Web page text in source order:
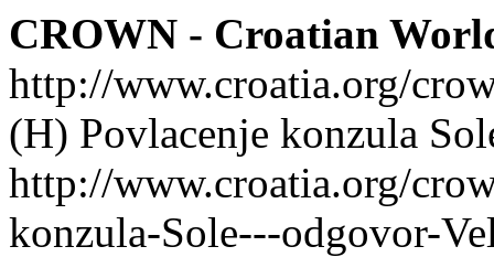
CROWN - Croatian
http://www.croatia.org/
(H) Povlacenje konzula
http://www.croatia.org/
konzula-Sole---odgovor-